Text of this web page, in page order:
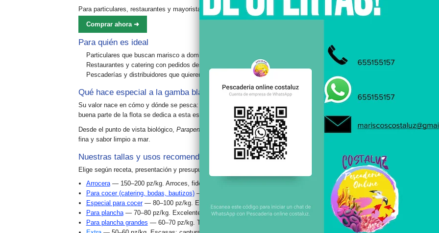
Para particulares, restaurantes y mayoristas (descuentos por volumen).
Comprar ahora ➜
Para quién es ideal
Particulares que buscan marisco a domicilio
Restaurantes y catering con pedidos desde
(descuentos por volumen).
Pescaderías y distribuidores que quieren
y producto directo de lonja.
Qué hace especial a la gamba blanca de Huelva
Su valor nace en cómo y dónde se pesca: arrastre menor con retornos diarios a puerto, garantizando
y tallas
buena parte de la flota se dedica a esta especie, lo que refuerza su prestigio gastronómico.
Desde el punto de vista biológico, Parapenaeus longirostris(familia Penaeidae) habita el Atlántico oriental, especialmente el
fina y sabor limpio a mar
Nuestras tallas y usos recomendados
Elige según receta, presentación y presupuesto:
Arrocera— 150–200 pz/kg. Arroces, fideuás y tapeo con gran rendimiento.
Para cocer (catering, bodas, bautizos)— 105–130 pz/kg. La más usada en restauración y eventos.
Especial para cocer— 80–100 pz/kg. Equilibrio perfecto para familias.
Para plancha— 70–80 pz/kg. Excelente presencia en plato.
Para plancha grandes — 60–70 pz/kg. Tamaño premium para restaurantes exigentes.